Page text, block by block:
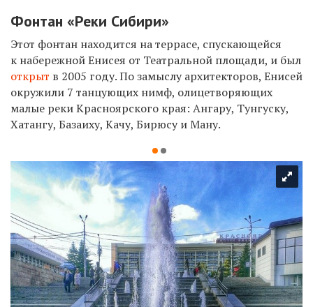
Фонтан «Реки Сибири»
Этот фонтан находится на террасе, спускающейся
к набережной Енисея от Театральной площади, и был
открыт в 2005 году. По замыслу архитекторов, Енисей
окружили 7 танцующих нимф, олицетворяющих
малые реки Красноярского края: Ангару, Тунгуску,
Хатангу, Базаиху, Качу, Бирюсу и Ману.